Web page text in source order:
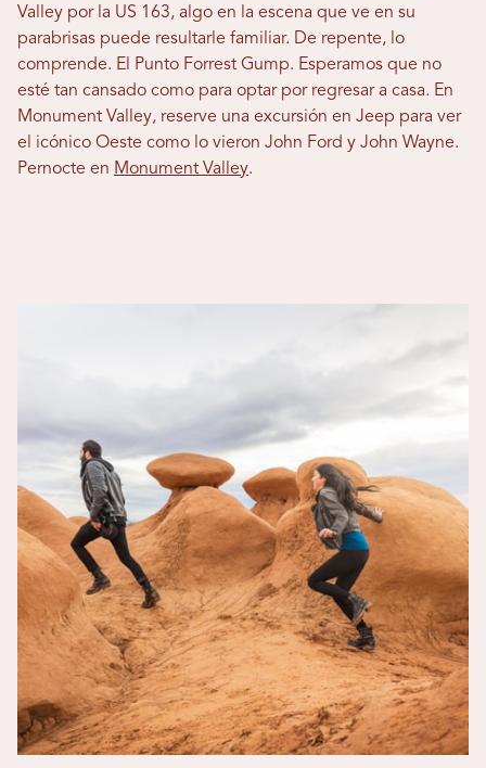
Valley por la US 163, algo en la escena que ve en su
parabrisas puede resultarle familiar. De repente, lo
comprende. El Punto Forrest Gump. Esperamos que no
esté tan cansado como para optar por regresar a casa. En
Monument Valley, reserve una excursión en Jeep para ver
el icónico Oeste como lo vieron John Ford y John Wayne.
Pernocte en Monument Valley.